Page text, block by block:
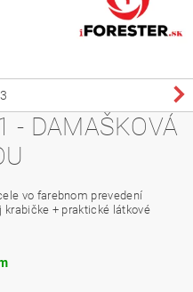
- DAMAŠKOVÁ
vo farebnom prevedení
krabičke + praktické látkové